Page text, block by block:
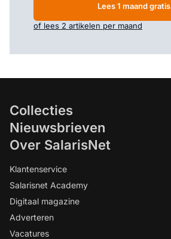
Lees 1 maand gratis
of lees 2 artikelen per maand
Collecties
Nieuwsbrieven
Over SalarisNet
Klantenservice
Salarisnet Academy
Digitaal magazine
Adverteren
Vacatures